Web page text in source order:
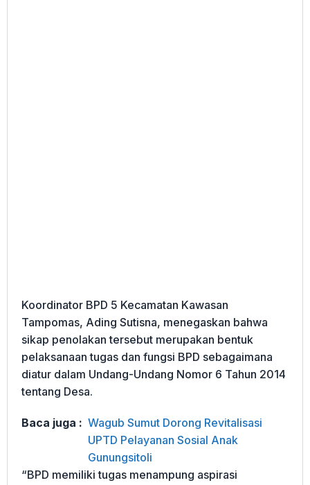
Koordinator BPD 5 Kecamatan Kawasan
Tampomas, Ading Sutisna, menegaskan bahwa
sikap penolakan tersebut merupakan bentuk
pelaksanaan tugas dan fungsi BPD sebagaimana
diatur dalam Undang-Undang Nomor 6 Tahun 2014
tentang Desa.
Baca juga : Wagub Sumut Dorong Revitalisasi
UPTD Pelayanan Sosial Anak
Gunungsitoli
“BPD memiliki tugas menampung aspirasi